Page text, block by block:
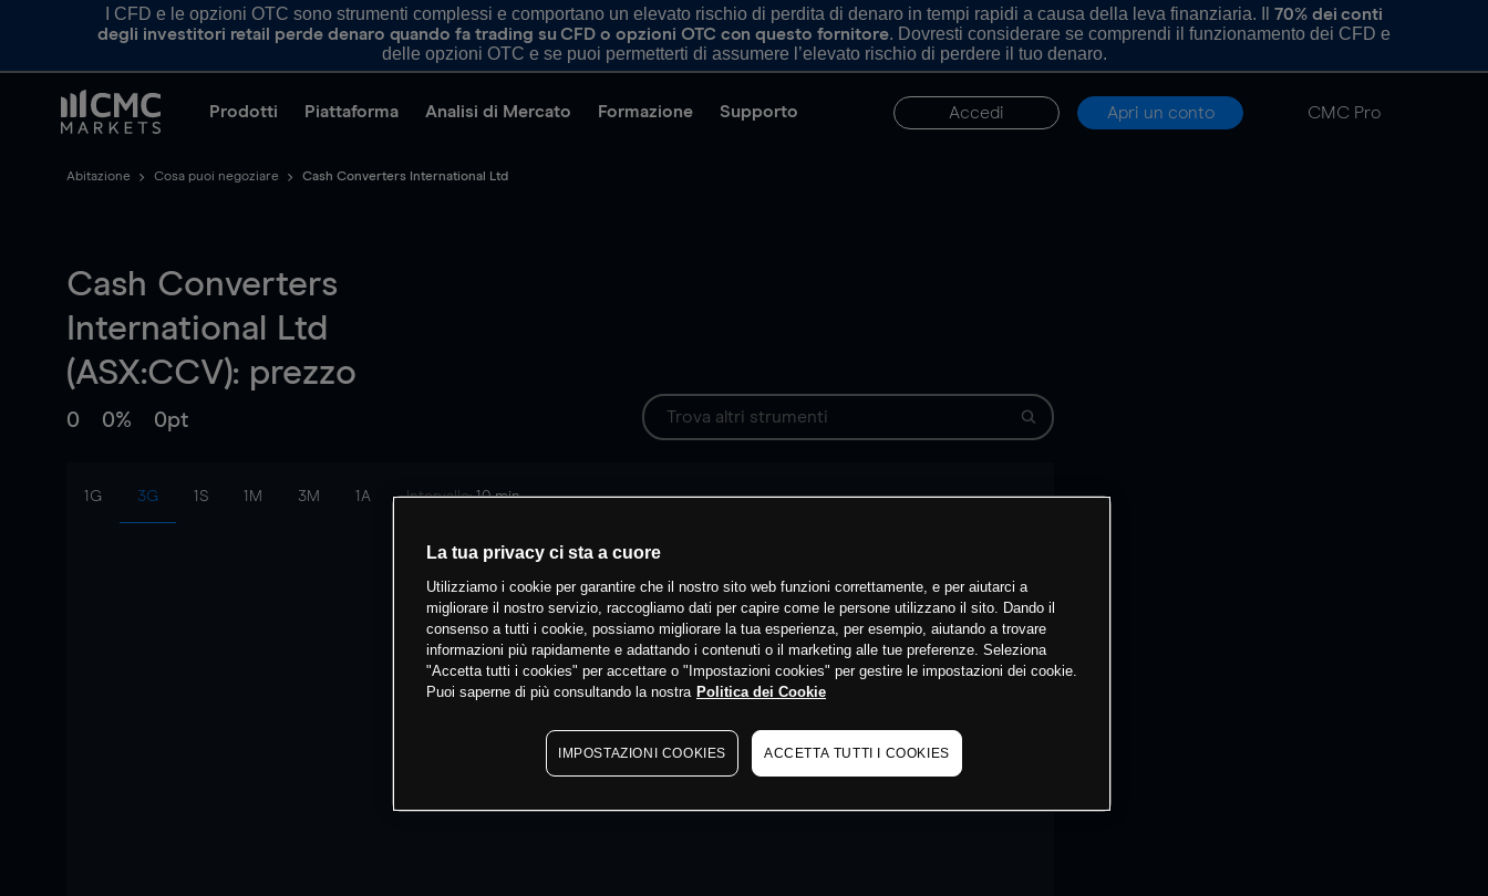
I CFD e le opzioni OTC sono strumenti complessi e comportano un elevato rischio di perdita di denaro in tempi rapidi a causa della leva finanziaria. Il 70% dei conti
degli investitori retail perde denaro quando fa trading su CFD o opzioni OTC con questo fornitore. Dovresti considerare se comprendi il funzionamento dei CFD e
delle opzioni OTC e se puoi permetterti di assumere l’elevato rischio di perdere il tuo denaro.
Prodotti Piattaforma Analisi di Mercato Formazione Supporto Accedi Apri un conto CMC Pro
Abitazione Cosa puoi negoziare Cash Converters International Ltd
Cash Converters
International Ltd
(ASX:CCV): prezzo
0 0% 0pt
1G 3G 1S 1M 3M 1A Intervallo:10 min
La tua privacy ci sta a cuore
Utilizziamo i cookie per garantire che il nostro sito web funzioni correttamente, e per aiutarci a
migliorare il nostro servizio, raccogliamo dati per capire come le persone utilizzano il sito. Dando il
consenso a tutti i cookie, possiamo migliorare la tua esperienza, per esempio, aiutando a trovare
informazioni più rapidamente e adattando i contenuti o il marketing alle tue preferenze. Seleziona
"Accetta tutti i cookies" per accettare o "Impostazioni cookies" per gestire le impostazioni dei cookie.
Puoi saperne di più consultando la nostra Politica dei Cookie
IMPOSTAZIONI COOKIES ACCETTA TUTTI I COOKIES